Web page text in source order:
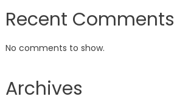
Recent Comments
No comments to show.
Archives